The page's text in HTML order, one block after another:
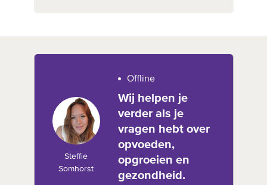
Steffie
Somhorst
Offline
Wij helpen je
verder als je
vragen hebt over
opvoeden,
opgroeien en
gezondheid.